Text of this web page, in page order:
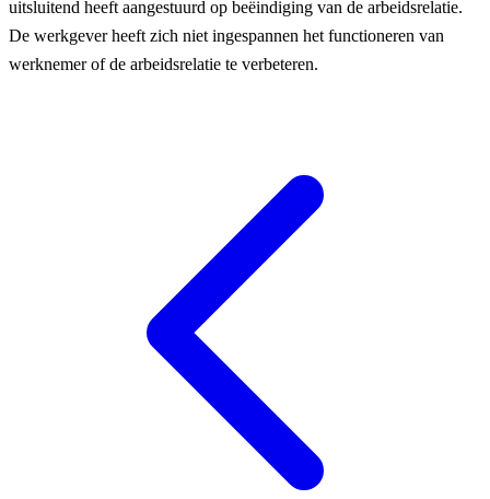
uitsluitend heeft aangestuurd op beëindiging van de arbeidsrelatie.
De werkgever heeft zich niet ingespannen het functioneren van
werknemer of de arbeidsrelatie te verbeteren.